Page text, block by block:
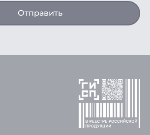
Отправить